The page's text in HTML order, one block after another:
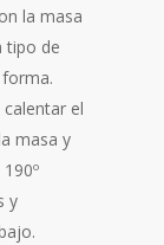
la masa
tipo de
el
masa y
y